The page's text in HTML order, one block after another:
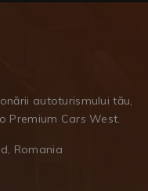
autoturismului tău,
Premium Cars West.
Romania